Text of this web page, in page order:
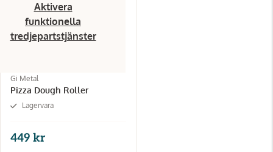
Aktivera
funktionella
tredjepartstjänster
Gi Metal
Pizza Dough Roller
Lagervara
449 kr